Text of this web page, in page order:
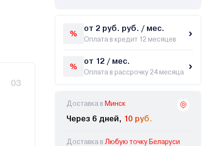
03
от 2 руб. руб. / мес.
Оплата в кредит 12 месяцев
от 12 / мес.
Оплата в рассрочку 24 месяца
Доставка в Минск
Через 6 дней, 10 руб.
Доставка в Любую точку Беларуси